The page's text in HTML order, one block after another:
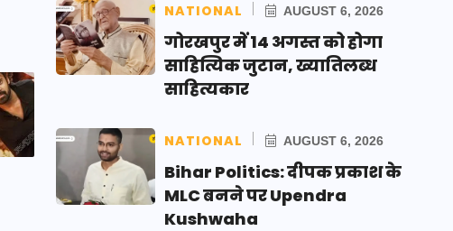
NATIONAL AUGUST 6, 2026
गोरखपुर में 14 अगस्त को होगा
साहित्यिक जुटान, ख्यातिलब्ध
साहित्यकार
NATIONAL AUGUST 6, 2026
Bihar Politics: दीपक प्रकाश के
MLC बनने पर Upendra
Kushwaha